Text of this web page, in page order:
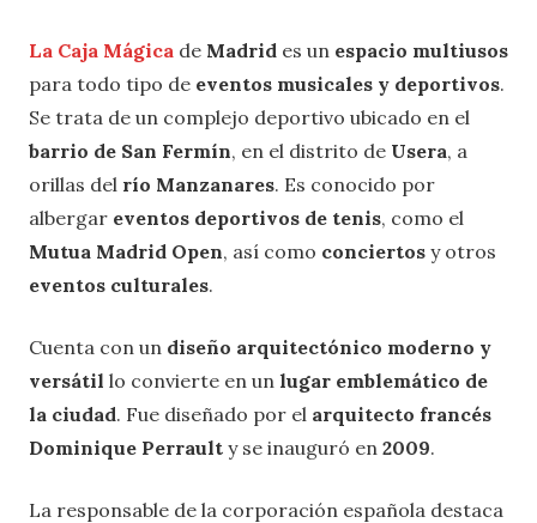
La Caja Mágica de Madrid es un espacio multiusos
para todo tipo de eventos musicales y deportivos.
Se trata de un complejo deportivo ubicado en el
barrio de San Fermín, en el distrito de Usera, a
orillas del río Manzanares. Es conocido por
albergar eventos deportivos de tenis, como el
Mutua Madrid Open, así como conciertos y otros
eventos culturales.
Cuenta con un diseño arquitectónico moderno y
versátil lo convierte en un lugar emblemático de
la ciudad. Fue diseñado por el arquitecto francés
Dominique Perrault y se inauguró en 2009.
La responsable de la corporación española destaca